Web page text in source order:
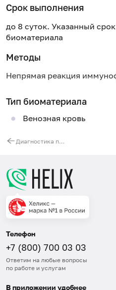
Срок выполнения
до 8 суток. Указанный
биоматериала
Методы
Непрямая реакция
Тип биоматериала
Венозная кровь
Диагностика пузырных дерматозов
Телефон
+7 (800) 700 03 03
Ответим на любые вопросы
по работе и услугам
В приложении удобнее